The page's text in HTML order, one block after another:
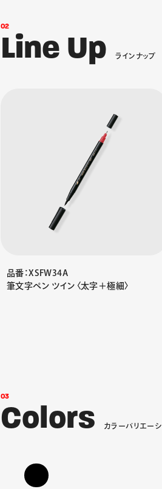
02
Line Up ライン ナップ
品番：XSFW34A
筆文字ペン ツイン〈太字＋極細〉
03
Colors カラ ーバリエー シ